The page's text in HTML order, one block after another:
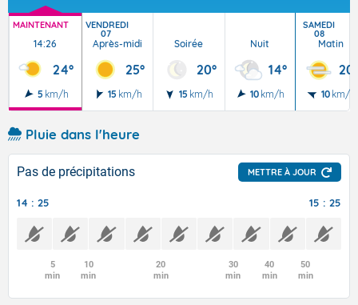
MAINTENANT
14:26
24°
5 km/h
VENDREDI
07
Après-midi
25°
15 km/h
Soirée
20°
15 km/h
Nuit
14°
10 km/h
SAMEDI
08
Matin
20°
10 km/h
Pluie dans l'heure
Pas de précipitations METTRE À JOUR
14 : 25 15 : 25
5
min
10
min
20
min
30
min
40
min
50
min